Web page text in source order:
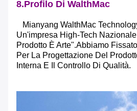
8.Profilo Di WalthMac
Mianyang WalthMac
Un'impresa High-Tech Nazionale
Prodotto È Arte".Abbiamo
Per La Progettazione Del
Interna E Il Controllo Di Qualità.